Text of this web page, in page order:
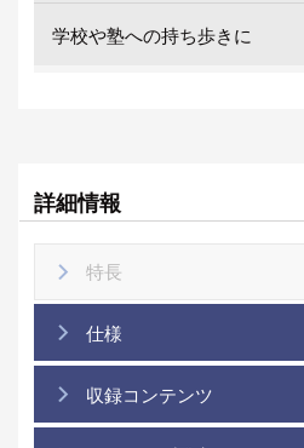
学校や塾への持ち歩きに
詳細情報
特長
仕様
収録コンテンツ